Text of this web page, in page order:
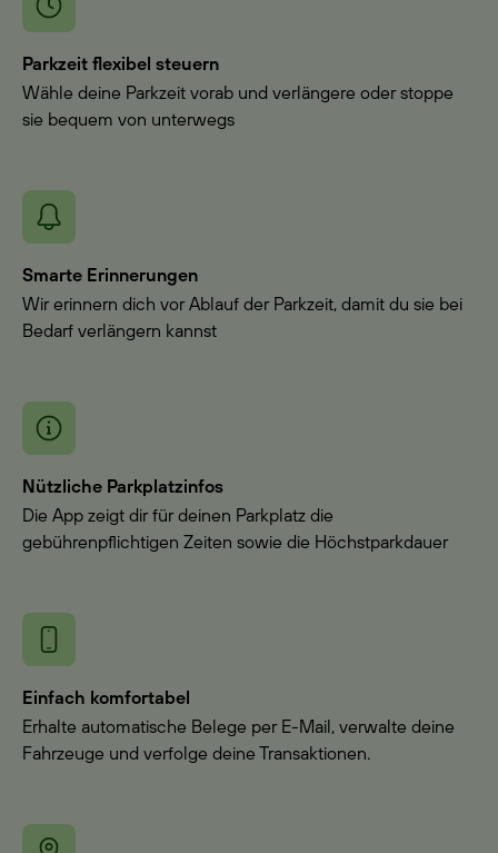
Parkzeit flexibel steuern
Wähle deine Parkzeit vorab und verlängere oder stoppe
sie bequem von unterwegs
Smarte Erinnerungen
Wir erinnern dich vor Ablauf der Parkzeit, damit du sie bei
Bedarf verlängern kannst
Nützliche Parkplatzinfos
Die App zeigt dir für deinen Parkplatz die
gebührenpflichtigen Zeiten sowie die Höchstparkdauer
Einfach komfortabel
Erhalte automatische Belege per E-Mail, verwalte deine
Fahrzeuge und verfolge deine Transaktionen.